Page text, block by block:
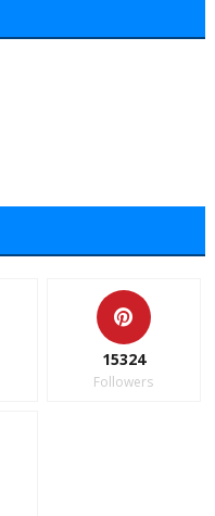
15324
Followers